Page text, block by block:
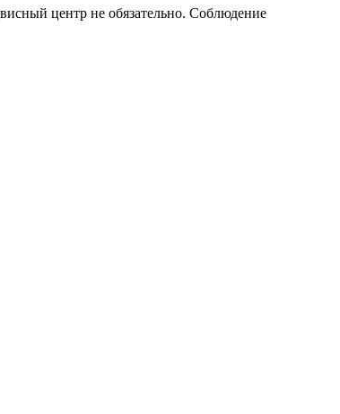
центр не обязательно. Соблюдение